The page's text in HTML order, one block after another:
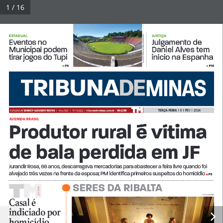
Pular
conteúdo
Tribuna Impressa Menu
© 2026 Tribuna Impressa• Built with GeneratePress
Produtor rural é vítima
de bala perdida em JF
Jurandir Rosa, 66 anos, descarregava mercadorias para abastecer a feira livre quando foi
alvejado três vezes na frente da esposa; PM identifica primeiros suspeitos do homicídio
• P5
AVENIDA BRASIL
FUNDADOR JURACY AZEVEDO NEVES | Ano XLIII
   |   Nº 9.329  |
tribunademinas.com.br
  |
R$ 2,50 TERÇA-FEIRA
  |  6
  |
  FEV  |  2024
DIVULGAÇÃO
Julgamento de
Daniel Alves tem
início na Espanha
JUSTIÇA
• P10
Eventos no
Municipal podem
tirar jogos do Tupi
ESTADUAL
• P9
Casal é
indiciado por
DI
A A DIA
FERNANDO PRIAMO/ARQUIVO TM
• SERES DA RIBALTA
1 / 16